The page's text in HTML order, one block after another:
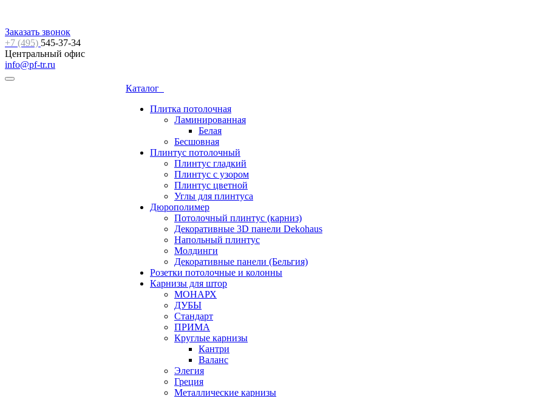
Заказать звонок
+7 (495) 545-37-34
Центральный офис
info@pf-tr.ru
Каталог
Плитка потолочная
Ламинированная
Белая
Бесшовная
Плинтус потолочный
Плинтус гладкий
Плинтус с узором
Плинтус цветной
Углы для плинтуса
Дюрополимер
Потолочный плинтус (карниз)
Декоративные 3D панели Dekohaus
Напольный плинтус
Молдинги
Декоративные панели (Бельгия)
Розетки потолочные и колонны
Карнизы для штор
МОНАРХ
ДУБЫ
Стандарт
ПРИМА
Круглые карнизы
Кантри
Валанс
Элегия
Греция
Металлические карнизы